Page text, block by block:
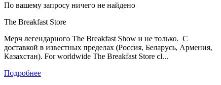
По вашему запросу ничего не найдено
The Breakfast Store
Мерч легендарного The Breakfast Show и не только. С
доставкой в известных пределах (Россия, Беларусь, Армения,
Казахстан). For worldwide The Breakfast Store cl...
Подробнее